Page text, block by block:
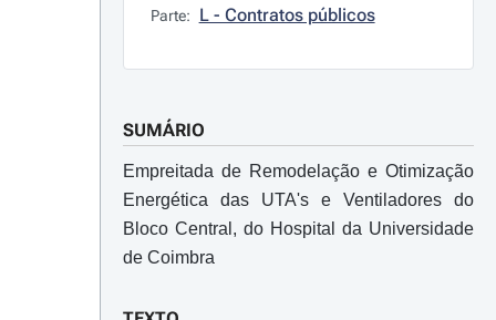
Parte: L - Contratos públicos
SUMÁRIO
Empreitada de Remodelação e Otimização
Energética das UTA's e Ventiladores do
Bloco Central, do Hospital da Universidade
de Coimbra